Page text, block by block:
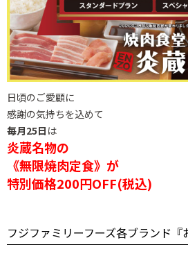
日頃のご愛顧に
感謝の気持ちを込めて
毎月25日 は
炎蔵名物の
《無限焼肉定食》が
特別価格200円OFF(税込)
フジファミリーフーズ各ブランド